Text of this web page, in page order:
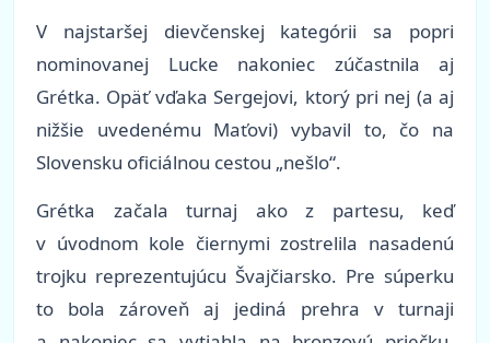
V najstaršej dievčenskej kategórii sa popri
nominovanej Lucke nakoniec zúčastnila aj
Grétka. Opäť vďaka Sergejovi, ktorý pri nej (a aj
nižšie uvedenému Maťovi) vybavil to, čo na
Slovensku oficiálnou cestou „nešlo“.
Grétka začala turnaj ako z partesu, keď
v úvodnom kole čiernymi zostrelila nasadenú
trojku reprezentujúcu Švajčiarsko. Pre súperku
to bola zároveň aj jediná prehra v turnaji